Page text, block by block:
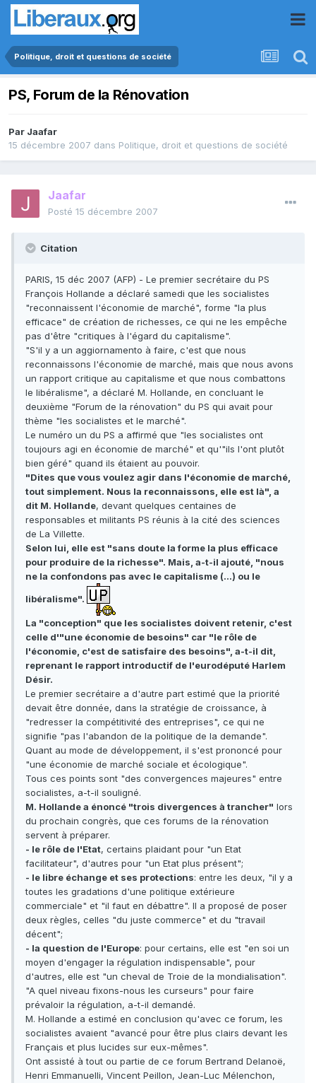
Politique, droit et questions de société
PS, Forum de la Rénovation
Par Jaafar
15 décembre 2007 dans Politique, droit et questions de société
Jaafar
Posté 15 décembre 2007
Citation
PARIS, 15 déc 2007 (AFP) - Le premier secrétaire du PS
François Hollande a déclaré samedi que les socialistes
"reconnaissent l'économie de marché", forme "la plus
efficace" de création de richesses, ce qui ne les empêche
pas d'être "critiques à l'égard du capitalisme".
"S'il y a un aggiornamento à faire, c'est que nous
reconnaissons l'économie de marché, mais que nous avons
un rapport critique au capitalisme et que nous combattons
le libéralisme", a déclaré M. Hollande, en concluant le
deuxième "Forum de la rénovation" du PS qui avait pour
thème "les socialistes et le marché".
Le numéro un du PS a affirmé que "les socialistes ont
toujours agi en économie de marché" et qu'"ils l'ont plutôt
bien géré" quand ils étaient au pouvoir.
"Dites que vous voulez agir dans l'économie de marché,
tout simplement. Nous la reconnaissons, elle est là", a
dit M. Hollande, devant quelques centaines de
responsables et militants PS réunis à la cité des sciences
de La Villette.
Selon lui, elle est "sans doute la forme la plus efficace
pour produire de la richesse". Mais, a-t-il ajouté, "nous
ne la confondons pas avec le capitalisme (…) ou le
libéralisme".
La "conception" que les socialistes doivent retenir, c'est
celle d'"une économie de besoins" car "le rôle de
l'économie, c'est de satisfaire des besoins", a-t-il dit,
reprenant le rapport introductif de l'eurodéputé Harlem
Désir.
Le premier secrétaire a d'autre part estimé que la priorité
devait être donnée, dans la stratégie de croissance, à
"redresser la compétitivité des entreprises", ce qui ne
signifie "pas l'abandon de la politique de la demande".
Quant au mode de développement, il s'est prononcé pour
"une économie de marché sociale et écologique".
Tous ces points sont "des convergences majeures" entre
socialistes, a-t-il souligné.
M. Hollande a énoncé "trois divergences à trancher" lors
du prochain congrès, que ces forums de la rénovation
servent à préparer.
- le rôle de l'Etat, certains plaidant pour "un Etat
facilitateur", d'autres pour "un Etat plus présent";
- le libre échange et ses protections: entre les deux, "il y a
toutes les gradations d'une politique extérieure
commerciale" et "il faut en débattre". Il a proposé de poser
deux règles, celles "du juste commerce" et du "travail
décent";
- la question de l'Europe: pour certains, elle est "en soi un
moyen d'engager la régulation indispensable", pour
d'autres, elle est "un cheval de Troie de la mondialisation".
"A quel niveau fixons-nous les curseurs" pour faire
prévaloir la régulation, a-t-il demandé.
M. Hollande a estimé en conclusion qu'avec ce forum, les
socialistes avaient "avancé pour être plus clairs devant les
Français et plus lucides sur eux-mêmes".
Ont assisté à tout ou partie de ce forum Bertrand Delanoë,
Henri Emmanuelli, Vincent Peillon, Jean-Luc Mélenchon,